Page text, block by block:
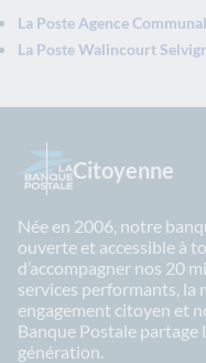
La Poste Agence
La Poste Walincourt
Citoyenne
Née en 2006, notre
ouverte et accessible à
d’accompagner nos 20
services performants, la
engagement citoyen et
Banque Postale partage
génération.